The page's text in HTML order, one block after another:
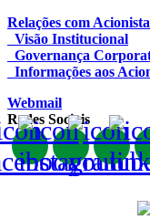
Relações com
Visão Institucional
Governança
Informações aos
Webmail
Redes Sociais